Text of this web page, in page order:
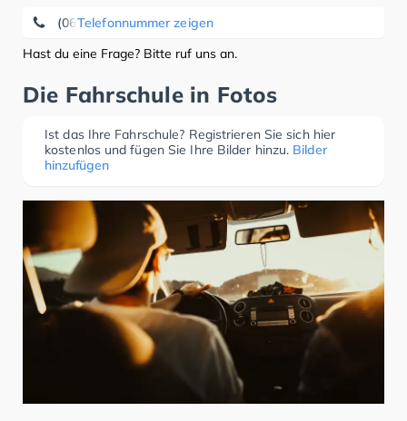
Telefonnummer zeigen
(06062) 16 14
Hast du eine Frage? Bitte ruf uns an.
Die Fahrschule in Fotos
Ist das Ihre Fahrschule? Registrieren Sie sich hier
kostenlos und fügen Sie Ihre Bilder hinzu. Bilder
hinzufügen